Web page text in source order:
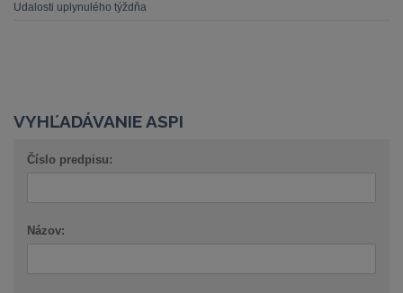
Udalosti uplynulého týždňa
VYHĽADÁVANIE ASPI
Číslo predpisu:
Názov: